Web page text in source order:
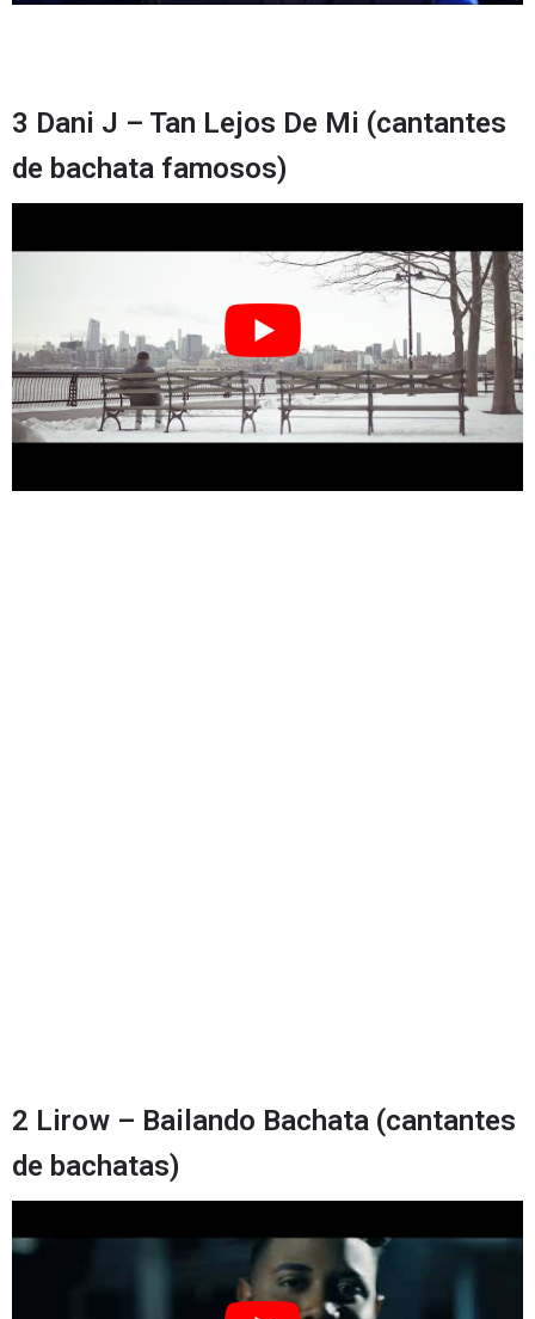
3 Dani J – Tan Lejos De Mi (cantantes
de bachata famosos)
2 Lirow – Bailando Bachata (cantantes
de bachatas)